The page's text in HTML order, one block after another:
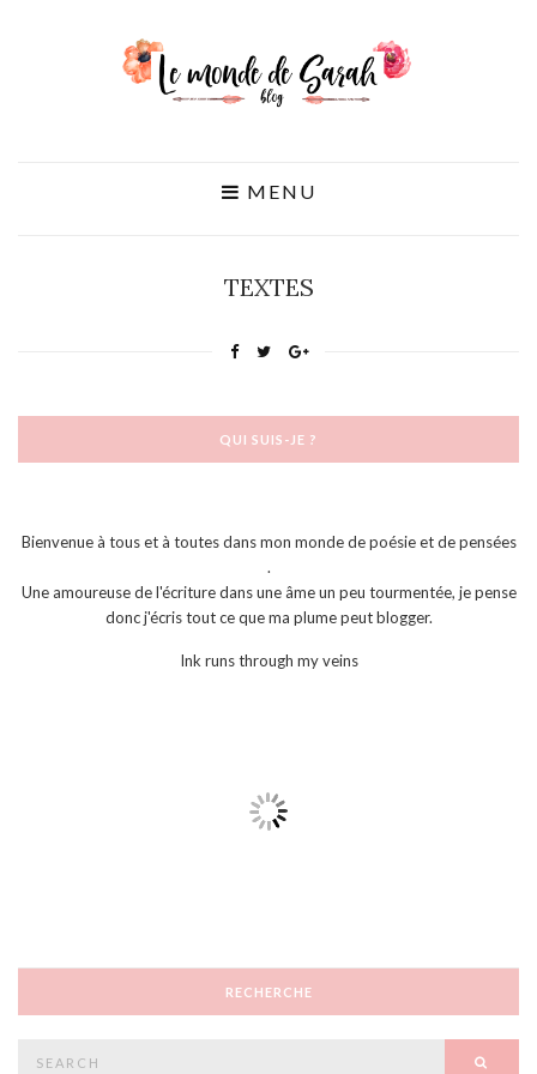
MENU
TEXTES
QUI SUIS-JE ?
Bienvenue à tous et à toutes dans mon monde de poésie et de pensées
.
Une amoureuse de l'écriture dans une âme un peu tourmentée, je pense
donc j'écris tout ce que ma plume peut blogger.
Ink runs through my veins
RECHERCHE